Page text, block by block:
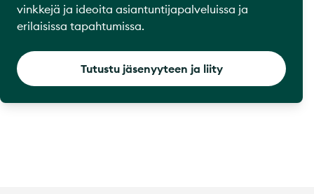
vinkkejä ja ideoita asiantuntijapalveluissa ja
erilaisissa tapahtumissa.
Tutustu jäsenyyteen ja liity